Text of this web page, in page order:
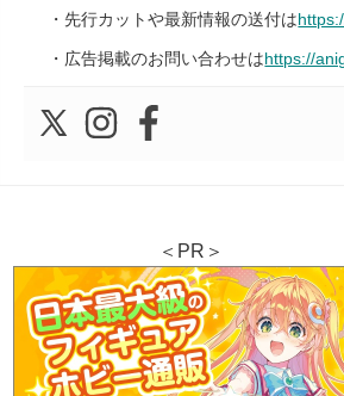
・先行カットや最新情報の送付は
・広告掲載のお問い合わせは https://
＜PR＞